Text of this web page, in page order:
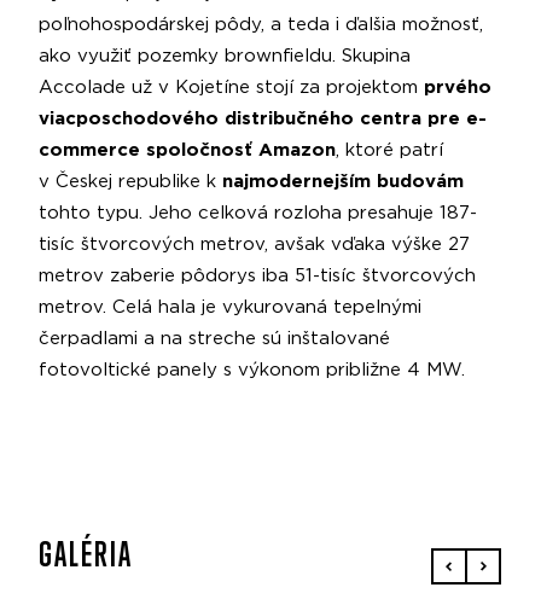
poľnohospodárskej pôdy, a teda i ďalšia možnosť,
ako využiť pozemky brownfieldu. Skupina
Accolade už v Kojetíne stojí za projektom prvého
viacposchodového distribučného centra pre e-
commerce spoločnosť Amazon , ktoré patrí
v Českej republike k najmodernejším budovám
tohto typu. Jeho celková rozloha presahuje 187-
tisíc štvorcových metrov, avšak vďaka výške 27
metrov zaberie pôdorys iba 51-tisíc štvorcových
metrov. Celá hala je vykurovaná tepelnými
čerpadlami a na streche sú inštalované
fotovoltické panely s výkonom približne 4 MW.
GALÉRIA